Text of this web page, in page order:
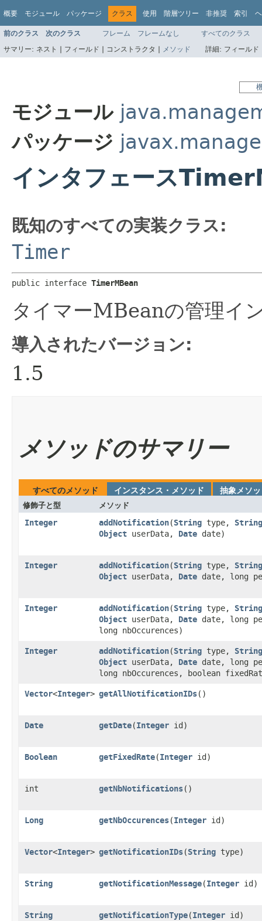
概要 モジュール パッケージ クラス 使用 階層ツリー 非推奨 索引
前のクラス 次のクラス フレーム フレームなし
すべてのクラス
サマリー: ネスト | フィールド | コンストラクタ | メソッド 詳細: フィール
モジュール
パッケージ
インタフェース
既知のすべての実装クラス:
Timer
public interface TimerMBean
タイマーMBeanの管理イ
導入されたバージョン:
1.5
メソッドのサマリー
すべてのメソッド インスタンス・メソッド 抽象メソ
修飾子と型 メソッド
Integer addNotification​(String type, String
Object userData, Date date)
Integer addNotification​(String type, String
Object userData, Date date, long
Integer addNotification​(String type, String
Object userData, Date date, long
long nbOccurences)
Integer addNotification​(String type, String
Object userData, Date date, long
long nbOccurences, boolean
Vector<Integer> getAllNotificationIDs()
Date getDate​(Integer id)
Boolean getFixedRate​(Integer id)
int getNbNotifications()
Long getNbOccurences​(Integer id)
Vector<Integer> getNotificationIDs​(String type)
String getNotificationMessage​(Integer id)
String getNotificationType​(Integer id)